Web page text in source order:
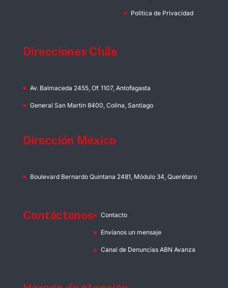
Política de Privacidad
Direcciones Chile
Av. Balmaceda 2455, Of. 1107, Antofagasta
General San Martín 8400, Colina, Santiago
Dirección México
Boulevard Bernardo Quintana 2481, Módulo 34, Querétaro
Contáctanos Contacto
Envíanos un mensaje
Canal de Denuncias ABN Avanza